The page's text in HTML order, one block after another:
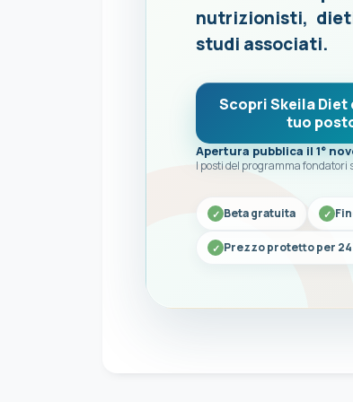
nutrizionisti,
studi associati.
Scopri Skeila Diet
tuo
Apertura pubblica il 1°
I posti del programma fondatori
Beta gratuita
Prezzo protetto per 24